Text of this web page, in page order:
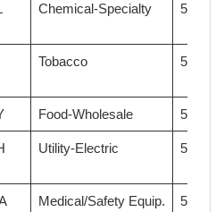
Chemical-Specialty 51
Tobacco 51
Food-Wholesale 51
Utility-Electric 50
Medical/Safety Equip. 50